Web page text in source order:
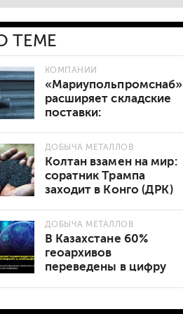
ТЕМЕ
КОМПАНИИ
«Мариупольпромснаб»
расширяет складские
поставки:
стали теперь в наличии
ДОБЫЧА МЕТАЛЛОВ
Колтан взамен на мир:
соратник Трампа
заходит в Конго (ДРК)
ДОБЫЧА МЕТАЛЛОВ
В Казахстане 60%
геоархивов
переведены в цифру